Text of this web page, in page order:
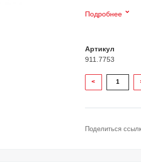
Подробнее
Артикул
911.7753
<
Поделиться